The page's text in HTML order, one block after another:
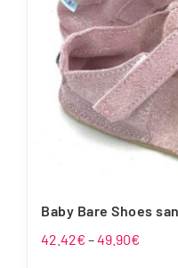
Baby Bare Shoes
42.42€ –49.90€